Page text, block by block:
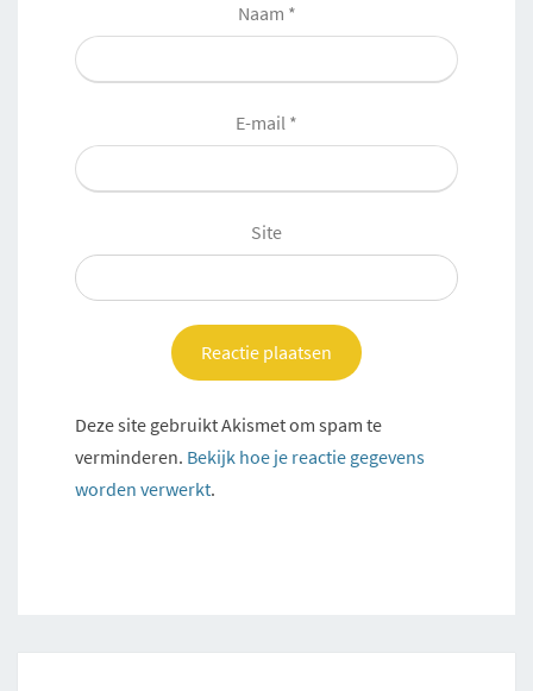
Naam *
E-mail *
Site
Deze site gebruikt Akismet om spam te
verminderen. Bekijk hoe je reactie gegevens
worden verwerkt.